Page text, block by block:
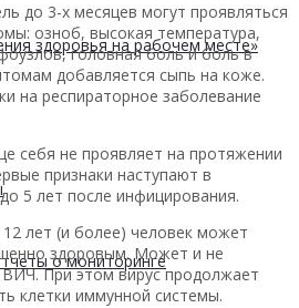
здоровья на рабочем месте»
о мониторинге
до 3-х месяцев могут проявляться
озноб, высокая температура,
головная боль и боль в
добавляется сыпь на коже.
на респираторное заболевание
себя не проявляет на протяжении
признаки наступают в
5 лет после инфицирования.
лет (и более) человек может
здоровым. Может и не
При этом вирус продолжает
клетки иммунной системы.